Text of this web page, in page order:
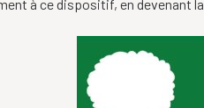
à ce dispositif, en devenant la